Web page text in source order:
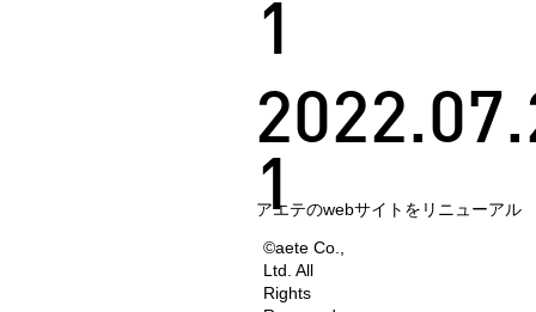
アエテのwebサイトをリニューアル
1
1
©aete Co.,
Ltd. All
Rights